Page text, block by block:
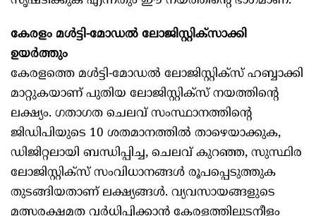
കേരളം മൾട്ടി-മോഡൽ ലോജിസ്റ്റിക്സാക്കി
ഉയർത്തും
കേരളത്തെ മൾട്ടി-മോഡൽ ലോജിസ്റ്റിക്സ് ഹബ്ബാക്കി
മാറ്റുകയാണ് പുതിയ ലോജിസ്റ്റിക്സ് നയത്തിന്റെ
ലക്ഷ്യം. ഗതാഗത ചെലവ് സംസ്ഥാനത്തിന്റെ
ജിഡിപിയുടെ 10 ശതമാനത്തിൽ താഴെയാക്കുക,
ഡിജിറ്റലായി ബന്ധിപ്പിച്ച, ചെലവ് കുറഞ്ഞ, സുസ്ഥിര
ലോജിസ്റ്റിക്സ് സംവിധാനങ്ങൾ രൂപപ്പെടുത്തുക
തുടങ്ങിയതാണ് ലക്ഷ്യങ്ങൾ. വ്യവസായങ്ങളുടെ
മത്സരക്ഷമത വർധിപ്പിക്കാൻ കേരളത്തിലുടനീളം